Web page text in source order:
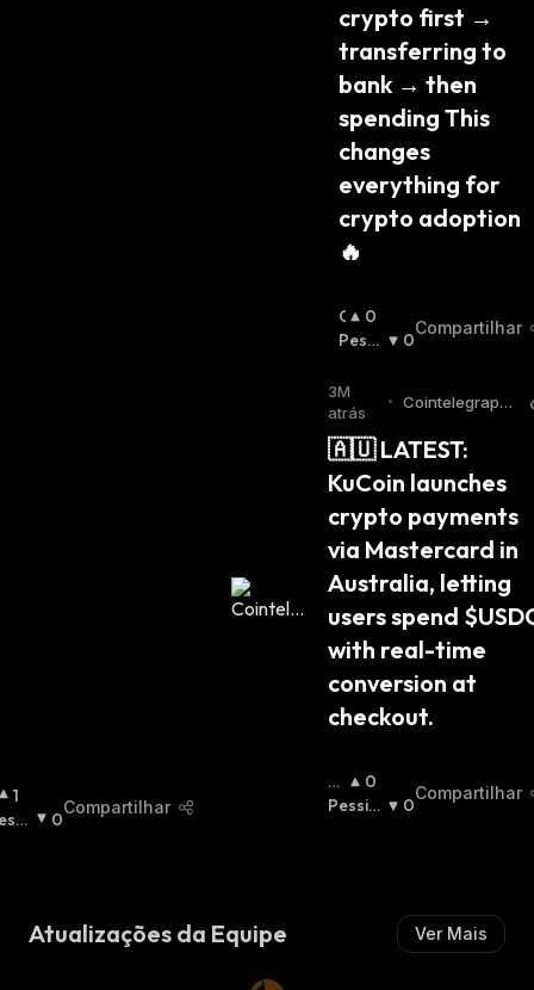
1
0
Compartilhar
crypto first →
transferring to
bank → then
spending This
changes
everything for
crypto adoption
🔥
O
T
M
I
S
T
A
0
Pessi
:
0
Compartilhar
3M
atrás
• Cointelegraph
🇦🇺 LATEST:
KuCoin launches
crypto payments
via Mastercard in
Australia, letting
users spend
with real-time
conversion at
checkout.
O
Ti
0
Pessim
0
Compartilhar
Atualizações da Equipe Ver Mais